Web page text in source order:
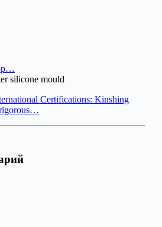
silicone mould
Certifications: Kinshing